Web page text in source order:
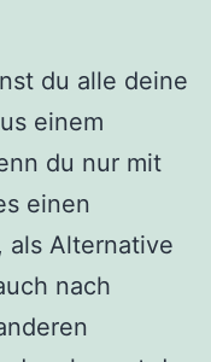
du alle deine
einem
du nur mit
einen
als Alternative
nach